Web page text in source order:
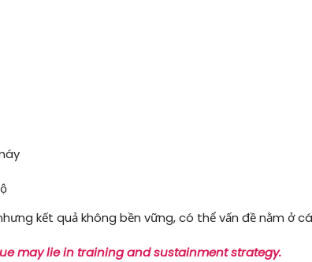
kết quả không bền vững, có thể vấn đề nằm ở
may lie in training and sustainment strategy.